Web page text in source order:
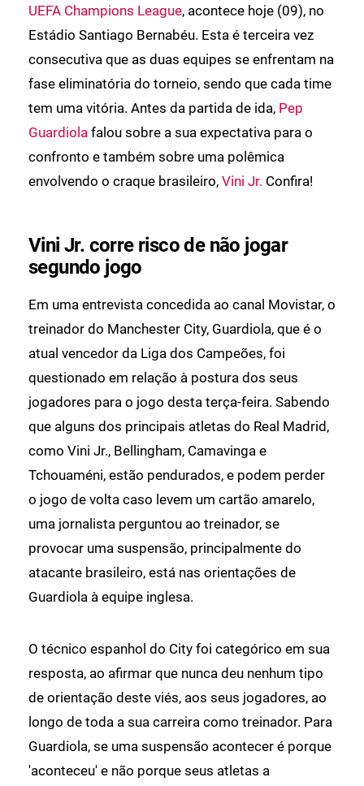
UEFA Champions League, acontece hoje (09), no
Estádio Santiago Bernabéu. Esta é terceira vez
consecutiva que as duas equipes se enfrentam na
fase eliminatória do torneio, sendo que cada time
tem uma vitória. Antes da partida de ida, Pep
Guardiola falou sobre a sua expectativa para o
confronto e também sobre uma polêmica
envolvendo o craque brasileiro, Vini Jr. Confira!
Vini Jr. corre risco de não jogar
segundo jogo
Em uma entrevista concedida ao canal Movistar, o
treinador do Manchester City, Guardiola, que é o
atual vencedor da Liga dos Campeões, foi
questionado em relação à postura dos seus
jogadores para o jogo desta terça-feira. Sabendo
que alguns dos principais atletas do Real Madrid,
como Vini Jr., Bellingham, Camavinga e
Tchouaméni, estão pendurados, e podem perder
o jogo de volta caso levem um cartão amarelo,
uma jornalista perguntou ao treinador, se
provocar uma suspensão, principalmente do
atacante brasileiro, está nas orientações de
Guardiola à equipe inglesa.
O técnico espanhol do City foi categórico em sua
resposta, ao afirmar que nunca deu nenhum tipo
de orientação deste viés, aos seus jogadores, ao
longo de toda a sua carreira como treinador. Para
Guardiola, se uma suspensão acontecer é porque
'aconteceu' e não porque seus atletas a